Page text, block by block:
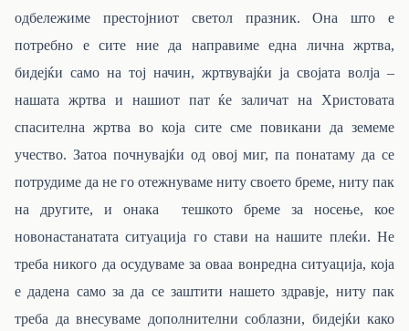
одбележиме престојниот светол празник. Она што е
потребно е сите ние да направиме една лична жртва,
бидејќи само на тој начин, жртвувајќи ја својата волја –
нашата жртва и нашиот пат ќе заличат на Христовата
спасителна жртва во која сите сме повикани да земеме
учество. Затоа почнувајќи од овој миг, па понатаму да се
потрудиме да не го отежнуваме ниту своето бреме, ниту пак
на другите, и онака тешкото бреме за носење, кое
новонастанатата ситуација го стави на нашите плеќи. Не
треба никого да осудуваме за оваа вонредна ситуација, која
е дадена само за да се заштити нашето здравје, ниту пак
треба да внесуваме дополнителни соблазни, бидејќи како